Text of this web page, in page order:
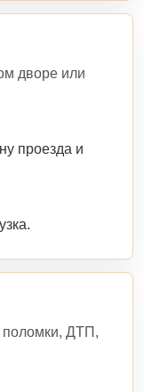
дворе или
проезда и
поломки, ДТП,